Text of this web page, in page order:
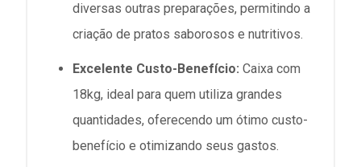
diversas outras preparações, permitindo a
criação de pratos saborosos e nutritivos.
Excelente Custo-Benefício: Caixa com
18kg, ideal para quem utiliza grandes
quantidades, oferecendo um ótimo custo-
benefício e otimizando seus gastos.